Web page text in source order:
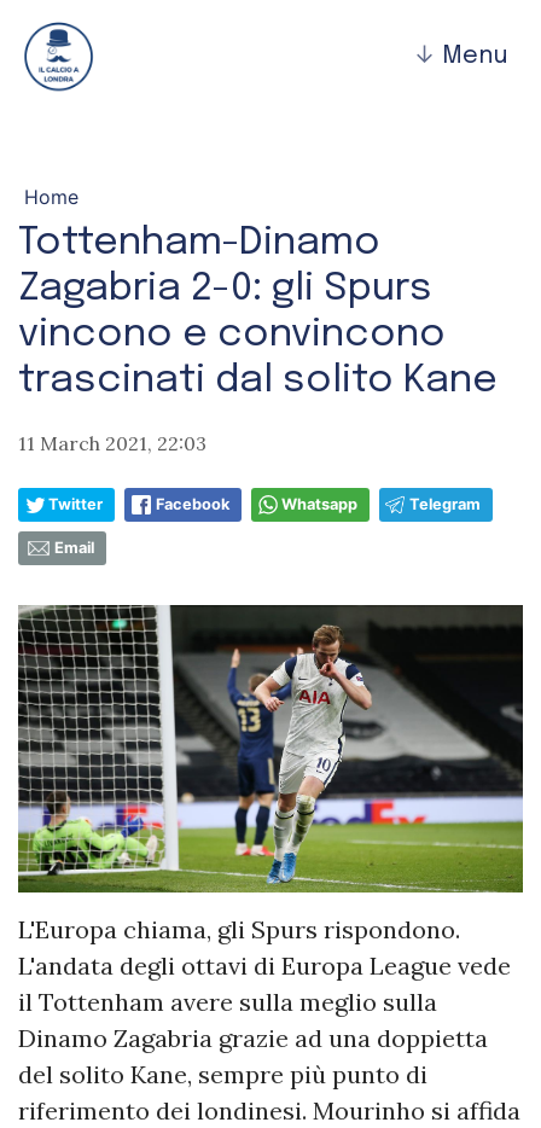
↓ Menu
Home
Tottenham-Dinamo
Zagabria 2-0: gli Spurs
vincono e convincono
trascinati dal solito Kane
11 March 2021, 22:03
Twitter Facebook Whatsapp Telegram
Email
L'Europa chiama, gli Spurs rispondono.
L'andata degli ottavi di Europa League vede
il Tottenham avere sulla meglio sulla
Dinamo Zagabria grazie ad una doppietta
del solito Kane, sempre più punto di
riferimento dei londinesi. Mourinho si affida